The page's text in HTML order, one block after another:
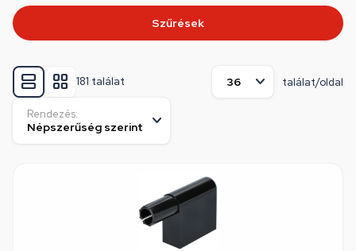
181 találat találat/oldal
Rendezés:
Szűrések